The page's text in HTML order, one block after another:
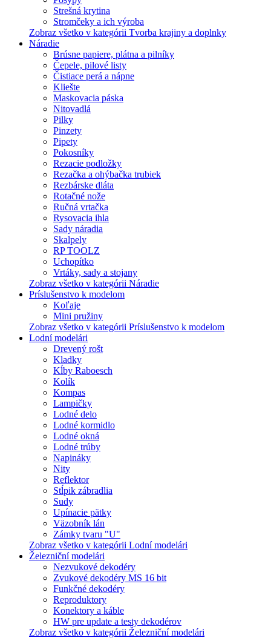
Strešná krytina
Stromčeky a ich výroba
Zobraz všetko v kategórii Tvorba krajiny a doplnky
Náradie
Brúsne papiere, plátna a pilníky
Čepele, pilové listy
Čistiace perá a nápne
Kliešte
Maskovacia páska
Nitovadlá
Pilky
Pinzety
Pipety
Pokosníky
Rezacie podložky
Rezačka a ohýbačka trubiek
Rezbárske dláta
Rotačné nože
Ručná vrtačka
Rysovacia ihla
Sady náradia
Skalpely
RP TOOLZ
Uchopítko
Vrtáky, sady a stojany
Zobraz všetko v kategórii Náradie
Príslušenstvo k modelom
Koľaje
Mini pružiny
Zobraz všetko v kategórii Príslušenstvo k modelom
Lodní modelári
Drevený rošt
Kladky
Kĺby Raboesch
Kolík
Kompas
Lampičky
Lodné delo
Lodné kormidlo
Lodné okná
Lodné trúby
Napináky
Nity
Reflektor
Stĺpik zábradlia
Sudy
Upínacie pätky
Väzobník lán
Zámky tvaru "U"
Zobraz všetko v kategórii Lodní modelári
Železniční modelári
Nezvukové dekodéry
Zvukové dekodéry MS 16 bit
Funkčné dekodéry
Reproduktory
Konektory a káble
HW pre update a testy dekodérov
Zobraz všetko v kategórii Železniční modelári